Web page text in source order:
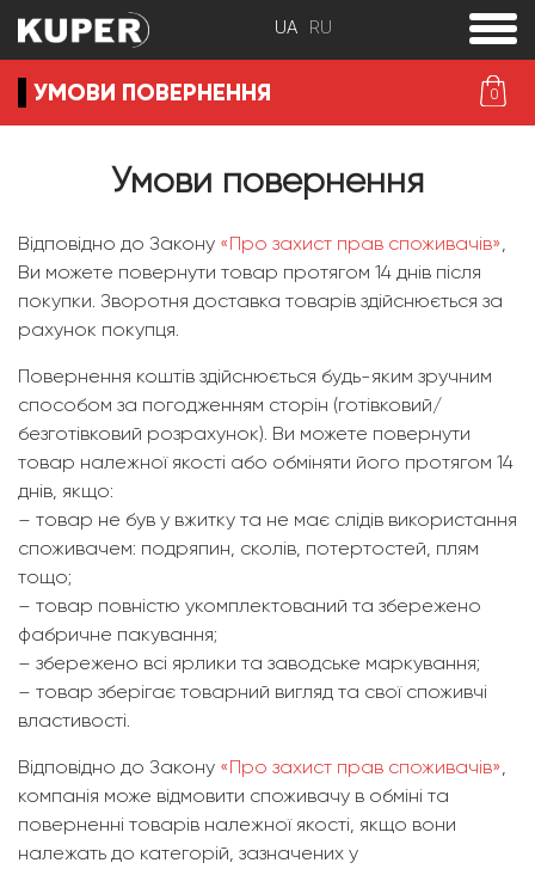
0
toggle
menu
УМОВИ ПОВЕРНЕННЯ
Умови повернення
Відповідно до Закону «Про захист прав споживачів»,
Ви можете повернути товар протягом 14 днів після
покупки. Зворотня доставка товарів здійснюється за
рахунок покупця.
Повернення коштів здійснюється будь-яким зручним
способом за погодженням сторін (готівковий/
безготівковий розрахунок). Ви можете повернути
товар належної якості або обміняти його протягом 14
днів, якщо:
– товар не був у вжитку та не має слідів використання
споживачем: подряпин, сколів, потертостей, плям
тощо;
– товар повністю укомплектований та збережено
фабричне пакування;
– збережено всі ярлики та заводське маркування;
– товар зберігає товарний вигляд та свої споживчі
властивості.
Відповідно до Закону «Про захист прав споживачів»,
компанія може відмовити споживачу в обміні та
поверненні товарів належної якості, якщо вони
належать до категорій, зазначених у